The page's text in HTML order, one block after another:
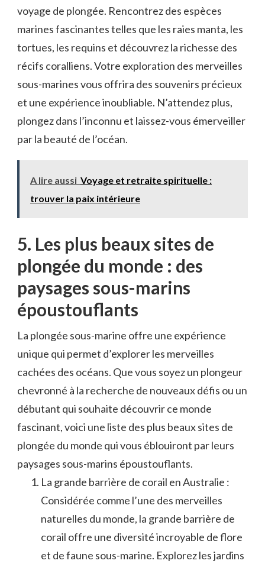
voyage de plongée. Rencontrez des espèces
marines fascinantes telles⁣ que les raies manta, les
tortues, ⁣les requins‌ et découvrez⁢ la⁣ richesse des
récifs coralliens. Votre exploration des merveilles
sous-marines vous offrira‍ des‍ souvenirs précieux
et une expérience inoubliable. N’attendez plus,
plongez dans ⁤l’inconnu et laissez-vous⁤ émerveiller
par la beauté​ de l’océan.
A lire aussi Voyage et retraite spirituelle :
trouver la paix intérieure
5. Les plus⁤ beaux sites de
plongée du monde : des
paysages sous-marins
époustouflants
La plongée sous-marine offre une expérience
unique⁤ qui permet ⁣d’explorer les merveilles
cachées des océans. Que vous soyez un‌ plongeur
chevronné​ à ⁢la recherche de ⁢nouveaux défis ou ‌un
débutant qui⁣ souhaite découvrir ⁣ce monde
‌fascinant, voici une liste des plus beaux sites de
plongée du monde qui vous éblouiront par⁢ leurs
paysages sous-marins ​époustouflants.
La grande barrière de corail ⁣en Australie :
Considérée ⁤comme⁤ l’une des merveilles
naturelles du ‌monde, la grande barrière de
corail offre une diversité incroyable de‌ flore
et⁣ de faune sous-marine. Explorez les jardins